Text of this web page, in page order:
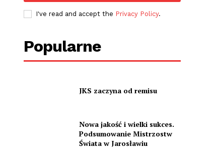
I've read and accept the Privacy Policy.
Popularne
JKS zaczyna od remisu
Nowa jakość i wielki sukces.
Podsumowanie Mistrzostw
Świata w Jarosławiu